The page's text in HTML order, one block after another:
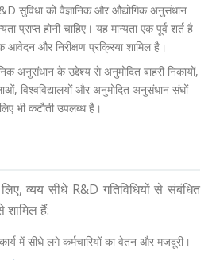
सुविधा को वैज्ञानिक और औद्योगिक अनुसंधान
प्राप्त होनी चाहिए। यह मान्यता एक पूर्व शर्त है
और निरीक्षण प्रक्रिया शामिल है।
अनुसंधान के उद्देश्य से अनुमोदित बाहरी निकायों,
विश्वविद्यालयों और अनुमोदित अनुसंधान संघों
भी कटौती उपलब्ध है।
व्यय सीधे R&D गतिविधियों से संबंधित
शामिल हैं:
में सीधे लगे कर्मचारियों का वेतन और मजदूरी।